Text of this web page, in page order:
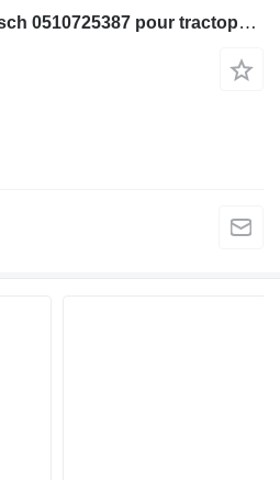
Pompe hydraulique Bosch 0510725387 pour tractopelle